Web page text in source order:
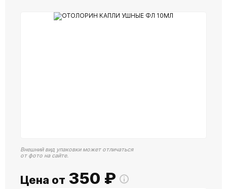
Внешний вид упаковки может отличаться
от фото на сайте.
Цена от 350 ₽